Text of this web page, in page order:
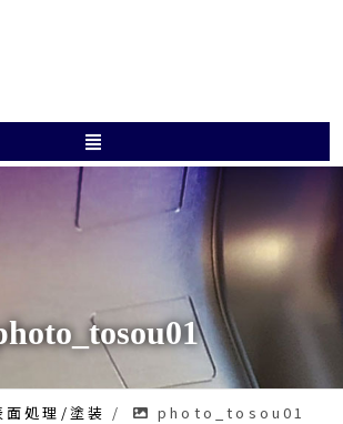
面処理/塗装 / photo_tosou01